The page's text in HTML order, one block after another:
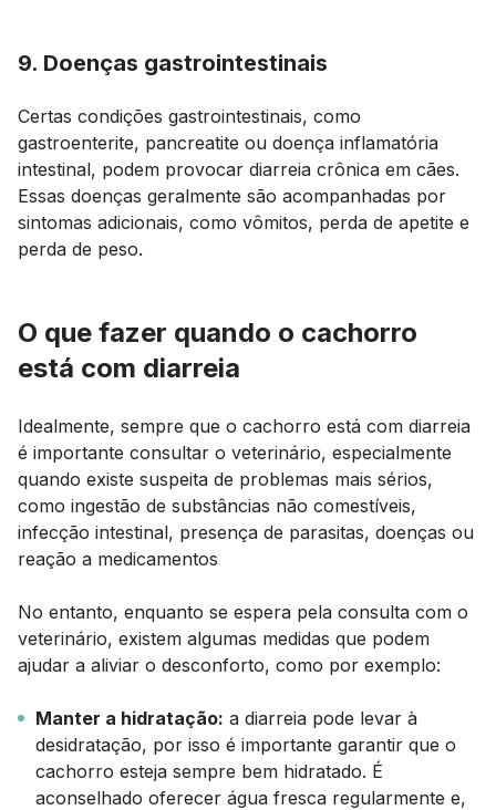
9. Doenças gastrointestinais
Certas condições gastrointestinais, como
gastroenterite, pancreatite ou doença inflamatória
intestinal, podem provocar diarreia crônica em cães.
Essas doenças geralmente são acompanhadas por
sintomas adicionais, como vômitos, perda de apetite e
perda de peso.
O que fazer quando o cachorro
está com diarreia
Idealmente, sempre que o cachorro está com diarreia
é importante consultar o veterinário, especialmente
quando existe suspeita de problemas mais sérios,
como ingestão de substâncias não comestíveis,
infecção intestinal, presença de parasitas, doenças ou
reação a medicamentos
No entanto, enquanto se espera pela consulta com o
veterinário, existem algumas medidas que podem
ajudar a aliviar o desconforto, como por exemplo:
Manter a hidratação: a diarreia pode levar à
desidratação, por isso é importante garantir que o
cachorro esteja sempre bem hidratado. É
aconselhado oferecer água fresca regularmente e,